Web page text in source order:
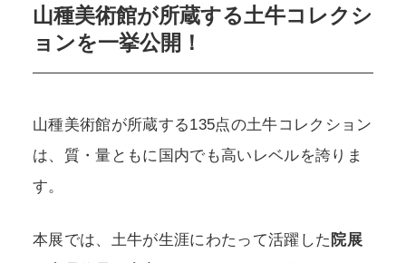
山種美術館が所蔵する土牛コレクシ
ョンを一挙公開！
山種美術館が所蔵する135点の土牛コレクション
は、質・量ともに国内でも高いレベルを誇りま
す。
本展では、土牛が生涯にわたって活躍した 院展